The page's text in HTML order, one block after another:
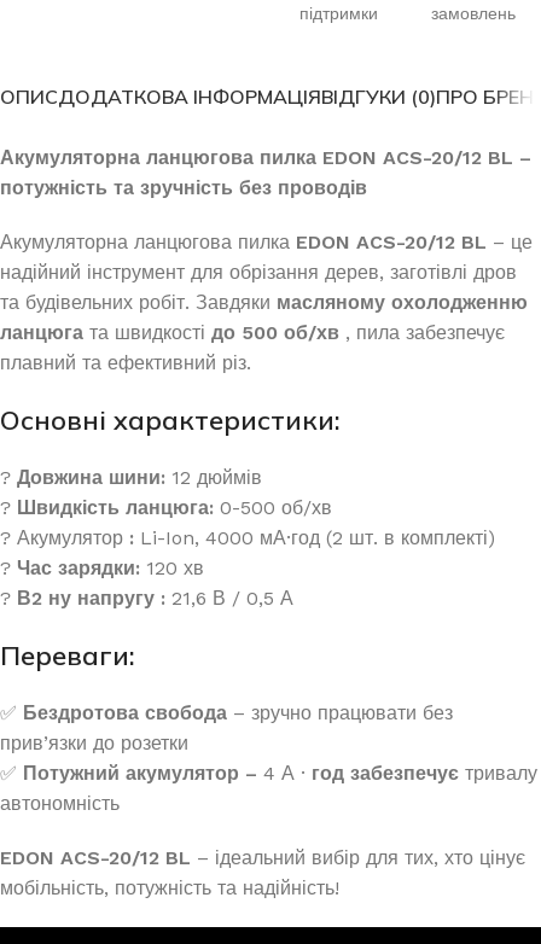
підтримки
замовлень
ОПИСДОДАТКОВА ІНФОРМАЦІЯВІДГУКИ (0)ПРО
Акумуляторна ланцюгова пилка EDON ACS-20/12 BL –
потужність та зручність без проводів
Акумуляторна ланцюгова пилка EDON ACS-20/12 BL – це
надійний інструмент для обрізання дерев, заготівлі дров
та будівельних робіт. Завдяки масляному охолодженню
ланцюга та швидкості до 500 об/хв , пила забезпечує
плавний та ефективний різ.
Основні характеристики:
? Довжина шини: 12 дюймів
? Швидкість ланцюга: 0-500 об/хв
? Акумулятор : Li-Ion, 4000 мА·год (2 шт. в комплекті)
? Час зарядки: 120 хв
? В2 ну напругу : 21,6 В / 0,5 А
Переваги:
✅ Бездротова свобода – зручно працювати без
прив’язки до розетки
✅ Потужний акумулятор – 4 А · год забезпечує тривалу
автономність
EDON ACS-20/12 BL – ідеальний вибір для тих, хто цінує
мобільність, потужність та надійність!